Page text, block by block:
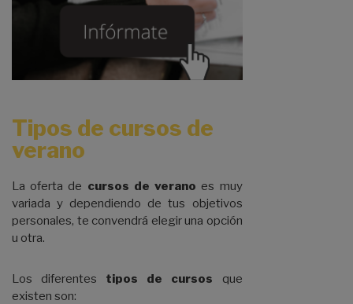
Tipos de cursos de
verano
La oferta de cursos de verano es muy
variada y dependiendo de tus objetivos
personales, te convendrá elegir una opción
u otra.
Los diferentes tipos de cursos que
existen son: